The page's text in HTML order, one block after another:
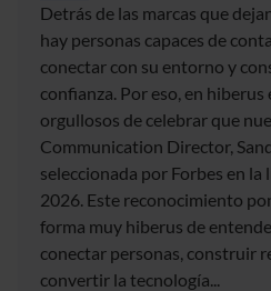
Detrás de las marcas que
hay personas capaces de
conectar con su entorno y
confianza. Por eso, en
orgullosos de celebrar que
Communication Director,
seleccionada por Forbes en la
2026. Este reconocimiento
forma muy hiberus de
conectar personas, construir
convertir la tecnología...